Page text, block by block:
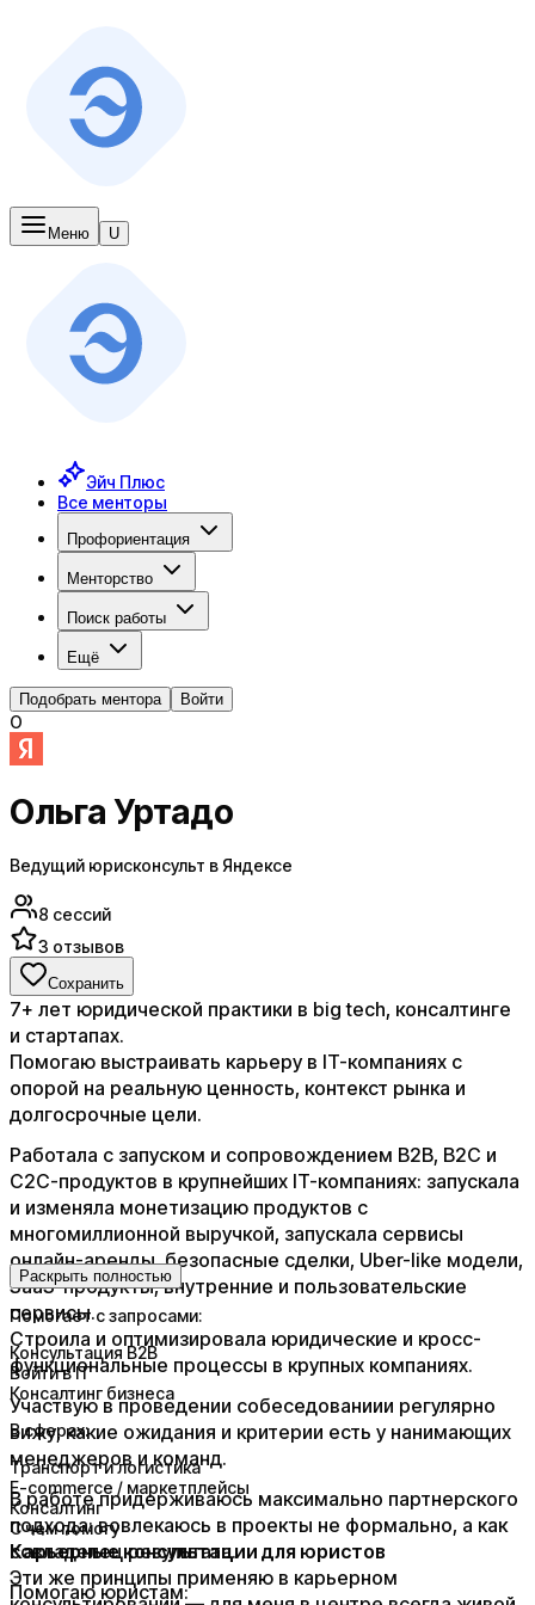
Меню U
Эйч Плюс
Все менторы
Профориентация
Менторство
Поиск работы
Ещё
Подобрать ментора Войти
О
Ольга Уртадо
Ведущий юрисконсульт в Яндексе
8 сессий
3 отзывов
Сохранить
7+ лет юридической практики в big tech, консалтинге
и стартапах.
Помогаю выстраивать карьеру в IT-компаниях с
опорой на реальную ценность, контекст рынка и
долгосрочные цели.
Работала с запуском и сопровождением B2B, B2C и
C2C-продуктов в крупнейших IT-компаниях: запускала
и изменяла монетизацию продуктов с
многомиллионной выручкой, запускала сервисы
онлайн-аренды, безопасные сделки, Uber-like модели,
SaaS-продукты, внутренние и пользовательские
сервисы.
Строила и оптимизировала юридические и кросс-
функциональные процессы в крупных компаниях.
Участвую в проведении собеседованиии регулярно
вижу, какие ожидания и критерии есть у нанимающих
менеджеров и команд.
В работе придерживаюсь максимально партнерского
подхода: вовлекаюсь в проекты не формально, а как
совладелец результата.
Эти же принципы применяю в карьерном
Раскрыть полностью
Помогает с запросами:
Консультация B2B
Войти в IT
Консалтинг бизнеса
В сферах:
Транспорт и логистика
E-commerce / маркетплейсы
Консалтинг
С чем помогу
Карьерные консультации для юристов
Помогаю юристам: